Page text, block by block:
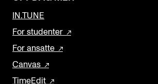
IN.TUNE
For studenter
For ansatte
Canvas
TimeEdit